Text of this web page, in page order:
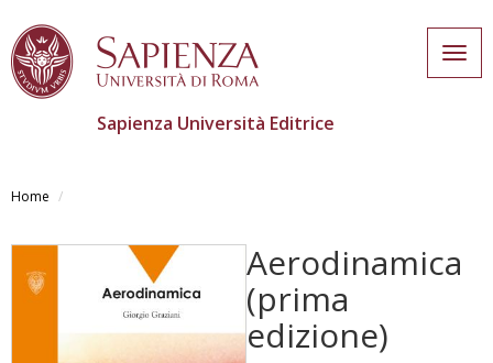
main
Sapienza Università Editrice
Home
Aerodinamica
(prima
edizione)